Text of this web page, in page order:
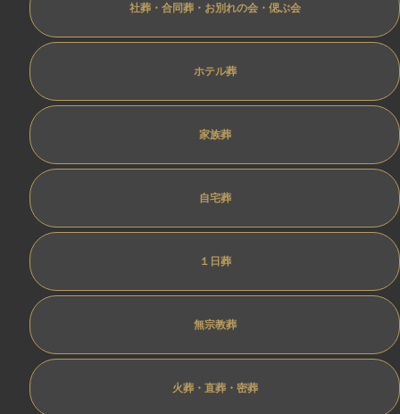
社葬・合同葬・お別れの会・偲ぶ会
ホテル葬
家族葬
自宅葬
１日葬
無宗教葬
火葬・直葬・密葬